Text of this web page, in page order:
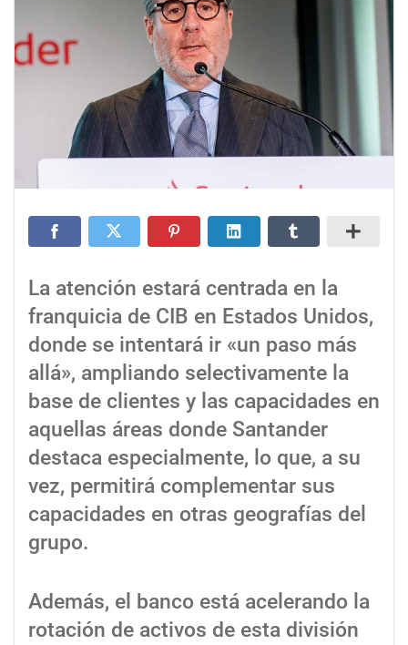
La atención estará centrada en la
franquicia de CIB en Estados Unidos,
donde se intentará ir «un paso más
allá», ampliando selectivamente la
base de clientes y las capacidades en
aquellas áreas donde Santander
destaca especialmente, lo que, a su
vez, permitirá complementar sus
capacidades en otras geografías del
grupo.
Además, el banco está acelerando la
rotación de activos de esta división